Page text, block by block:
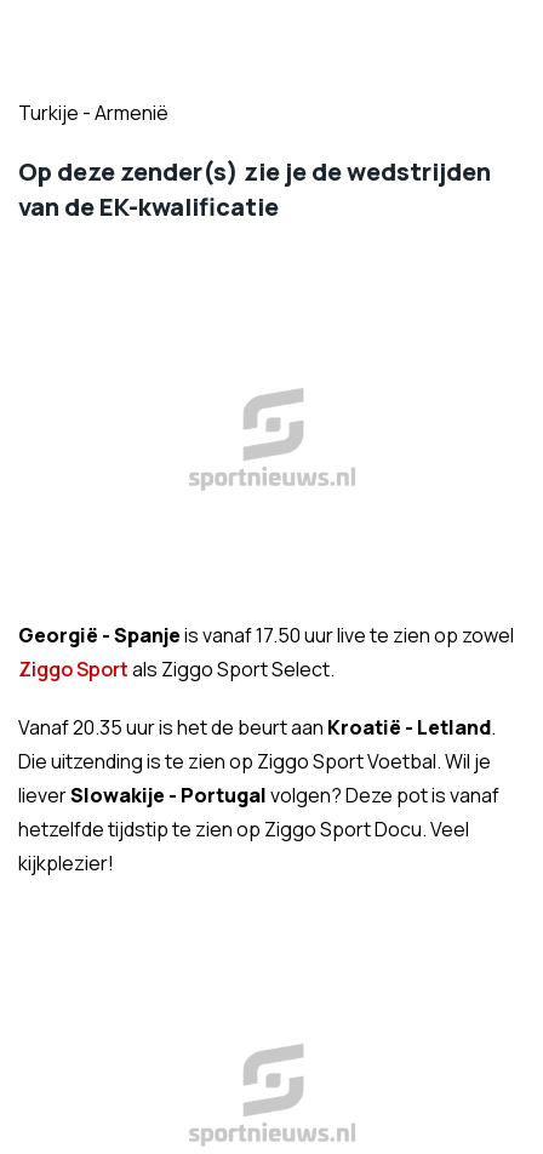
Turkije - Armenië
Op deze zender(s) zie je de wedstrijden
van de EK-kwalificatie
Georgië - Spanjeis vanaf 17.50 uur live te zien op zowel
Ziggo Sportals Ziggo Sport Select.
Vanaf 20.35 uur is het de beurt aan Kroatië - Letland.
Die uitzending is te zien op Ziggo Sport Voetbal. Wil je
lieverSlowakije - Portugalvolgen? Deze pot is vanaf
hetzelfde tijdstip te zien op Ziggo Sport Docu. Veel
kijkplezier!